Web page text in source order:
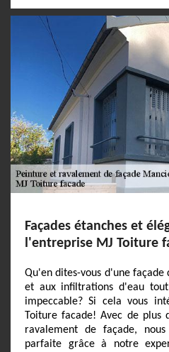
Façades étanches et
l'entreprise MJ Toiture
Qu'en dites-vous d'une
et aux infiltrations d'eau
impeccable? Si cela vous
Toiture facade! Avec de plus
ravalement de façade,
parfaite grâce à notre